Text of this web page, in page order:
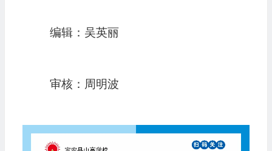
编辑：吴英丽
审核：周明波